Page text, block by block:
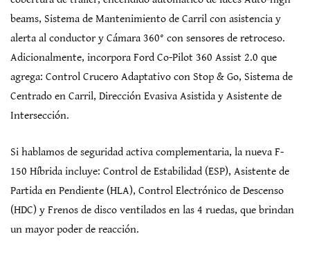
beams, Sistema de Mantenimiento de Carril con asistencia y
alerta al conductor y Cámara 360° con sensores de retroceso.
Adicionalmente, incorpora Ford Co-Pilot 360 Assist 2.0 que
agrega: Control Crucero Adaptativo con Stop & Go, Sistema de
Centrado en Carril, Dirección Evasiva Asistida y Asistente de
Intersección.
Si hablamos de seguridad activa complementaria, la nueva F-
150 Híbrida incluye: Control de Estabilidad (ESP), Asistente de
Partida en Pendiente (HLA), Control Electrónico de Descenso
(HDC) y Frenos de disco ventilados en las 4 ruedas, que brindan
un mayor poder de reacción.